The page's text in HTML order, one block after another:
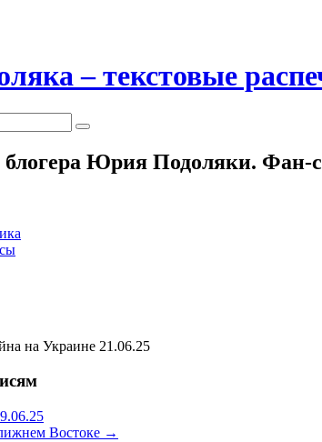
– текстовые
блогера Юрия Подоляки. Фан-
на Украине 21.06.25
Востоке →